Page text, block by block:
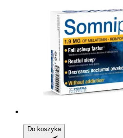
Do koszyka